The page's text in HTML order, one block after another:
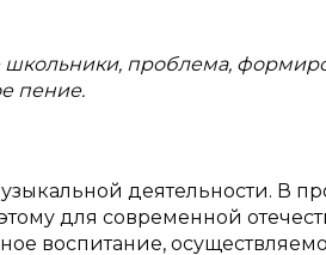
проблема,
пение.
деятельности. В
для современной
воспитание,